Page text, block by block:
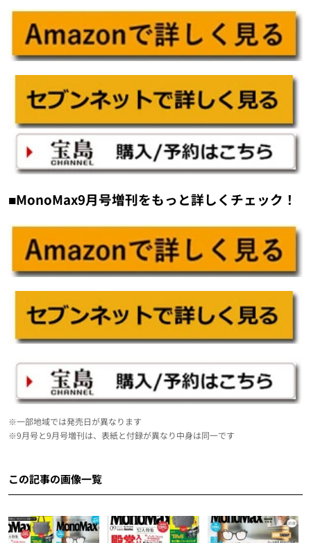
■MonoMax9月号増刊をもっと詳しくチェック！
※一部地域では発売日が異なります
※9月号と9月号増刊は、表紙と付録が異なり中身は同一です
この記事の画像一覧